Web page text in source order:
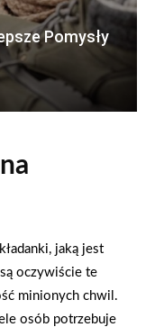
Pomysły
jaką jest
oczywiście te
minionych chwil.
osób potrzebuje